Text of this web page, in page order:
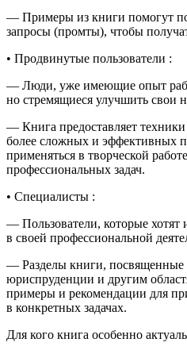
— Примеры из книги помогут
запросы (промты), чтобы
• Продвинутые пользователи :
— Люди, уже имеющие опыт
но стремящиеся улучшить свои
— Книга предоставляет
более сложных и эффективных
применяться в творческой
профессиональных задач.
• Специалисты :
— Пользователи, которые хотят
в своей профессиональной
— Разделы книги, посвященные
юриспруденции и другим
примеры и рекомендации для
в конкретных задачах.
Для кого книга особенно